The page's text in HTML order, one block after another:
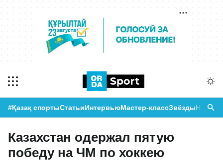
#Қазақ спортыСтатьиИнтервьюМастер-классЗвёзды
Казахстан одержал пятую
победу на ЧМ по хоккею